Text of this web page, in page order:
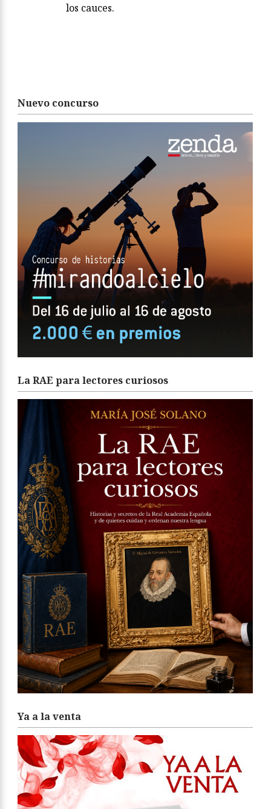
los cauces.
Nuevo concurso
La RAE para lectores curiosos
Ya a la venta